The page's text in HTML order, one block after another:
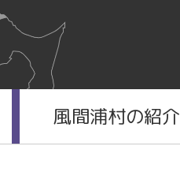
風間浦村の紹介